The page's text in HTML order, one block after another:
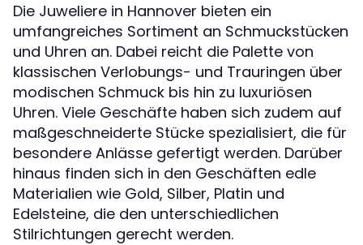
Die Juweliere in Hannover bieten ein
umfangreiches Sortiment an Schmuckstücken
und Uhren an. Dabei reicht die Palette von
klassischen Verlobungs- und Trauringen über
modischen Schmuck bis hin zu luxuriösen
Uhren. Viele Geschäfte haben sich zudem auf
maßgeschneiderte Stücke spezialisiert, die für
besondere Anlässe gefertigt werden. Darüber
hinaus finden sich in den Geschäften edle
Materialien wie Gold, Silber, Platin und
Edelsteine, die den unterschiedlichen
Stilrichtungen gerecht werden.